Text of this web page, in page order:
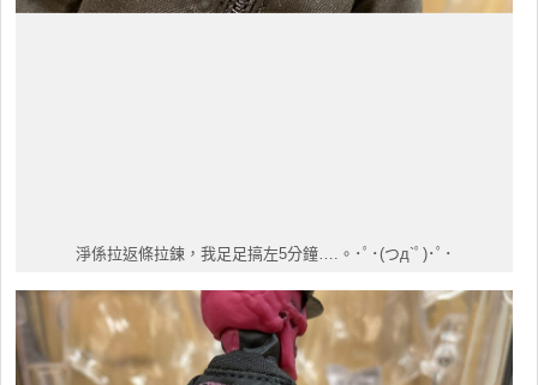
淨係拉返條拉鍊，我足足搞左5分鐘….。･ﾟ･(つд`ﾟ)･ﾟ･